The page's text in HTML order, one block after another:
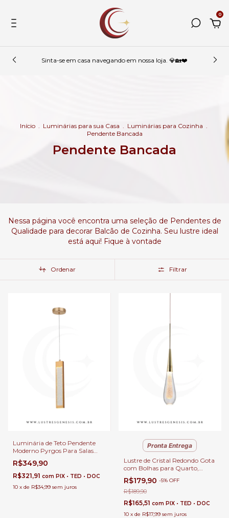
0
Sinta-se em casa navegando em nossa loja. 💎🏡❤️
Início Luminárias para sua Casa Luminárias para Cozinha
Pendente Bancada
Pendente Bancada
Nessa página você encontra uma seleção de Pendentes de
Qualidade para decorar Balcão de Cozinha. Seu lustre ideal
está aqui! Fique à vontade
Ordenar Filtrar
Luminária de Teto Pendente
Moderno Pyrgos Para Salas
Lavabos Balcão e Cabeceira de
Cama - Sindora • DCD02136
R$349,90
R$321,91 com PIX • TED • DOC
10 x de R$34,99 sem juros
Pronta Entrega
Lustre de Cristal Redondo Gota
com Bolhas para Quarto,
Lavabos, Cabeceira de Cama e
Salas
R$179,90 -5% OFF
R$189,90
R$165,51 com PIX • TED • DOC
10 x de R$17,99 sem juros